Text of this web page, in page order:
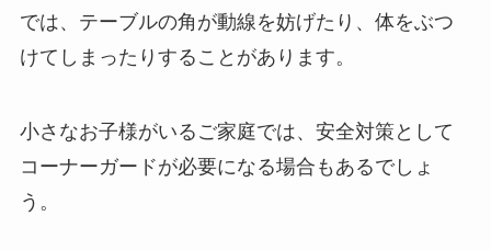
では、テーブルの角が動線を妨げたり、体をぶつ
けてしまったりすることがあります。
小さなお子様がいるご家庭では、安全対策として
コーナーガードが必要になる場合もあるでしょ
う。